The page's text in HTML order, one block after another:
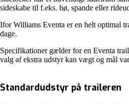
sideskabe til f.eks. hø, spande eller
Ifor Williams Eventa er en helt optimal
dage.
Specifikationer gælder for en Eventa
valg af ekstra udstyr kan vægt og mål
Standardudstyr på traileren